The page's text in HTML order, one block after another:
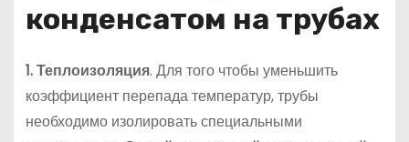
конденсатом на трубах
1. Теплоизоляция. Для того чтобы уменьшить
коэффициент перепада температур, трубы
необходимо изолировать специальными